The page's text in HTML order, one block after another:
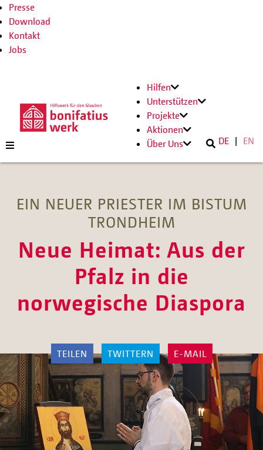
Presse
Download
Kontakt
Jobs
Hilfen
Unterstützen
Projekte
Aktionen
Über Uns
DE EN
EIN NEUER PRIESTER IM BISTUM
TRONDHEIM
Neue Heimat: Aus der
Pfalz in die
norwegische Diaspora
TEILEN TWITTERN E-MAIL